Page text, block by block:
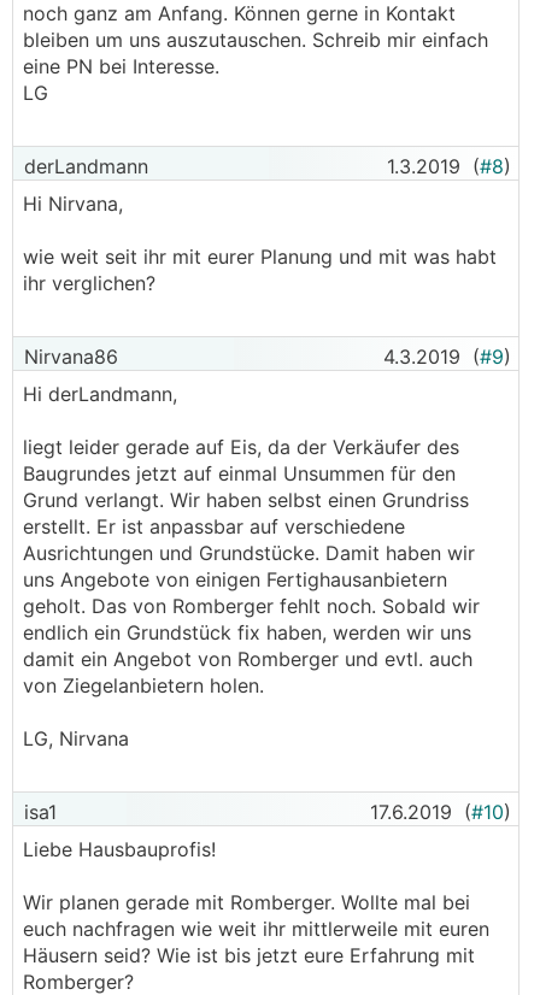
noch ganz am Anfang. Können gerne in Kontakt
bleiben um uns auszutauschen. Schreib mir einfach
eine PN bei Interesse.
LG
derLandmann 1.3.2019 (#8)
Hi Nirvana,
wie weit seit ihr mit eurer Planung und mit was habt
ihr verglichen?
Nirvana86 4.3.2019 (#9)
Hi derLandmann,
liegt leider gerade auf Eis, da der Verkäufer des
Baugrundes jetzt auf einmal Unsummen für den
Grund verlangt. Wir haben selbst einen Grundriss
erstellt. Er ist anpassbar auf verschiedene
Ausrichtungen und Grundstücke. Damit haben wir
uns Angebote von einigen Fertighausanbietern
geholt. Das von Romberger fehlt noch. Sobald wir
endlich ein Grundstück fix haben, werden wir uns
damit ein Angebot von Romberger und evtl. auch
von Ziegelanbietern holen.
LG, Nirvana
isa1 17.6.2019 (#10)
Liebe Hausbauprofis!
Wir planen gerade mit Romberger. Wollte mal bei
euch nachfragen wie weit ihr mittlerweile mit euren
Häusern seid? Wie ist bis jetzt eure Erfahrung mit
Romberger?